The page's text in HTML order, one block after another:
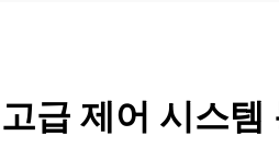
고급 제어 시스템